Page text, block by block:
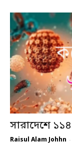
সারাদেশে
Raisul Alam Johhn -